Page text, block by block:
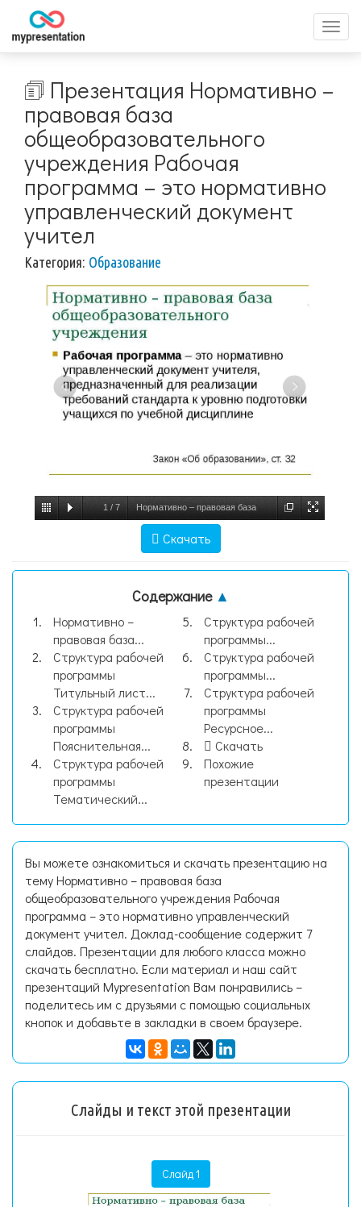
меню
🗊 Презентация Нормативно –
правовая база
общеобразовательного
учреждения Рабочая
программа – это нормативно
управленческий документ
учител
Категория: Образование
1 / 7 Нормативно – правовая база
Рабочая программа – это нормативно
№1
Скачать
Содержание ▲
Нормативно –
правовая база...
Структура рабочей
программы
Титульный лист...
Структура рабочей
программы
Пояснительная...
Структура рабочей
программы
Тематический...
Структура рабочей
программы...
Структура рабочей
программы...
Структура рабочей
программы
Ресурсное...
Скачать
Похожие
презентации
Вы можете ознакомиться и скачать презентацию на
тему Нормативно – правовая база
общеобразовательного учреждения Рабочая
программа – это нормативно управленческий
документ учител. Доклад-сообщение содержит 7
слайдов. Презентации для любого класса можно
скачать бесплатно. Если материал и наш сайт
презентаций Mypresentation Вам понравились –
поделитесь им с друзьями с помощью социальных
кнопок и добавьте в закладки в своем браузере.
Слайды и текст этой презентации
Слайд 1